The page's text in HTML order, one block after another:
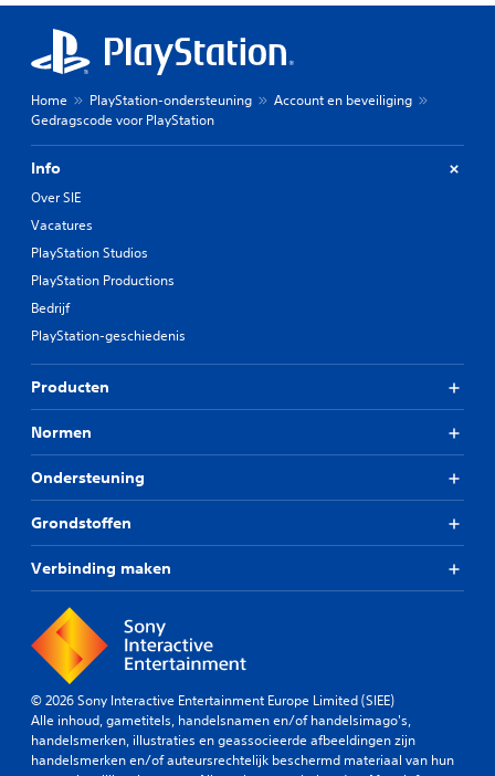
Home PlayStation-ondersteuning
Account en beveiliging
Gedragscode voor PlayStation
Info
Over SIE
Vacatures
PlayStation Studios
PlayStation Productions
Bedrijf
PlayStation-geschiedenis
Producten
Normen
Ondersteuning
Grondstoffen
Verbinding maken
© 2026 Sony Interactive Entertainment Europe Limited (SIEE)
Alle inhoud, gametitels, handelsnamen en/of handelsimago's,
handelsmerken, illustraties en geassocieerde afbeeldingen zijn
handelsmerken en/of auteursrechtelijk beschermd materiaal van hun